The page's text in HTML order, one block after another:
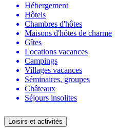
Hébergement
Hôtels
Chambres d'hôtes
Maisons d'hôtes de charme
Gîtes
Locations vacances
Campings
Villages vacances
Séminaires, groupes
Châteaux
Séjours insolites
Loisirs et activités